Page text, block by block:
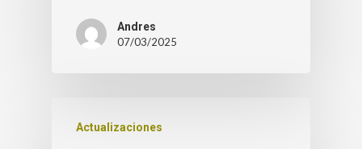
Andres
07/03/2025
Actualizaciones